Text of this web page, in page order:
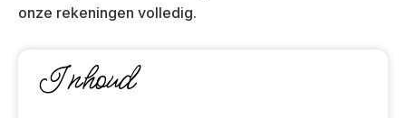
onze rekeningen volledig.
Inhoud